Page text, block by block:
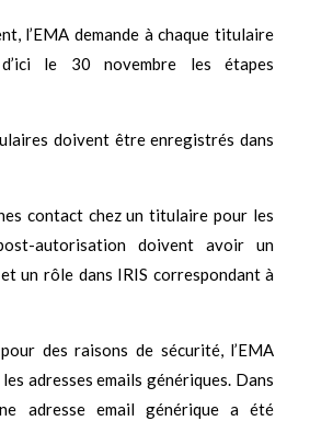
l’EMA demande à chaque titulaire
le 30 novembre les étapes
doivent être enregistrés dans
contact chez un titulaire pour les
autorisation doivent avoir un
un rôle dans IRIS correspondant à
des raisons de sécurité, l’EMA
les adresses emails génériques. Dans
adresse email générique a été